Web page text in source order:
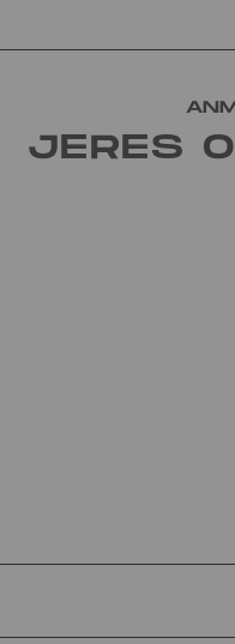
JERES